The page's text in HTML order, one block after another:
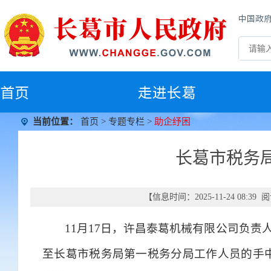
中国政
首页 走进长葛
当前位置： 首页 > 专题专栏 > 助企纾困
长葛市税务
【信息时间：2025-11-24 08:39
11月17日，许昌泰葛机械有限公司负责
至长葛市税务局第一税务分局工作人员的